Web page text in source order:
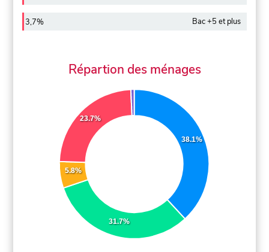
3,7% Bac +5 et plus
Répartion des ménages
38.1%
31.7%
5.8%
23.7%